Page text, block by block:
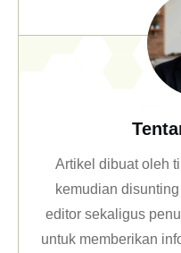
Artikel dibuat oleh
kemudian
editor sekaligus
untuk memberikan